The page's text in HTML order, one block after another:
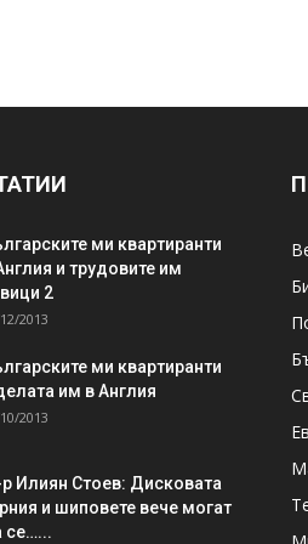
ми квартиранти
и трудовите им
2
2013
ми квартиранти
им в Англия
2013
Илиян Стоев: Дисковата
и шиповете вече могат
се…...